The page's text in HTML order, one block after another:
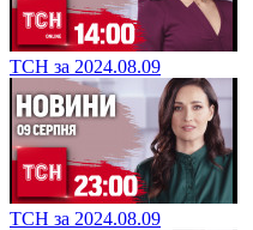
ТСН за 2024.08.09
ТСН за 2024.08.09